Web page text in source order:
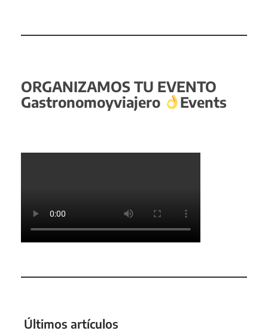
ORGANIZAMOS TU EVENTO
Gastronomoyviajero
Events
Últimos artículos